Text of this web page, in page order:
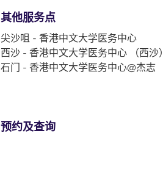
其他服务点
尖沙咀 - 香港中文大学医务中心
西沙 - 香港中文大学医务中心 （西沙）
石门 - 香港中文大学医务中心@杰志
预约及查询